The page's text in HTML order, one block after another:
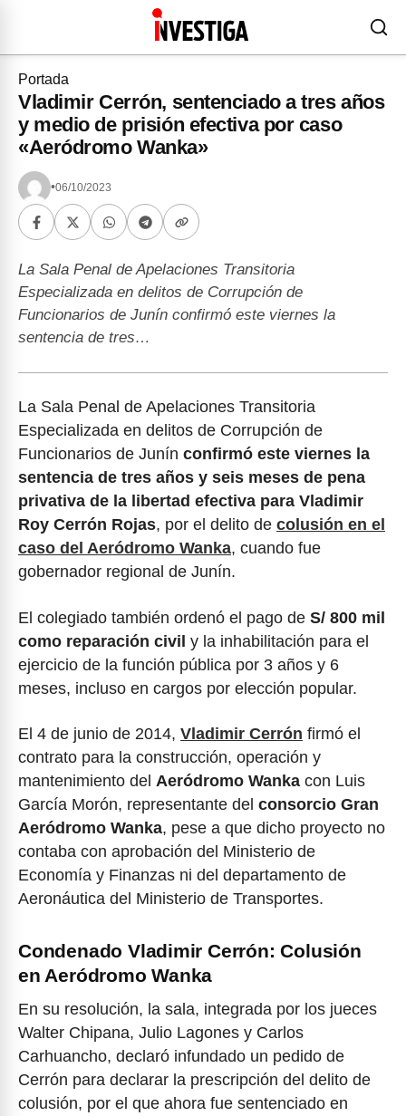
Portada
Vladimir Cerrón, sentenciado a tres años
y medio de prisión efectiva por caso
«Aeródromo Wanka»
•06/10/2023
La Sala Penal de Apelaciones Transitoria
Especializada en delitos de Corrupción de
Funcionarios de Junín confirmó este viernes la
sentencia de tres…
La Sala Penal de Apelaciones Transitoria
Especializada en delitos de Corrupción de
Funcionarios de Junín confirmó este viernes la
sentencia de tres años y seis meses de pena
privativa de la libertad efectiva para Vladimir
Roy Cerrón Rojas, por el delito de colusión en el
caso del Aeródromo Wanka, cuando fue
gobernador regional de Junín.
El colegiado también ordenó el pago de S/ 800 mil
como reparación civil y la inhabilitación para el
ejercicio de la función pública por 3 años y 6
meses, incluso en cargos por elección popular.
El 4 de junio de 2014, Vladimir Cerrón firmó el
contrato para la construcción, operación y
mantenimiento del Aeródromo Wanka con Luis
García Morón, representante del consorcio Gran
Aeródromo Wanka, pese a que dicho proyecto no
contaba con aprobación del Ministerio de
Economía y Finanzas ni del departamento de
Aeronáutica del Ministerio de Transportes.
Condenado Vladimir Cerrón: Colusión
en Aeródromo Wanka
En su resolución, la sala, integrada por los jueces
Walter Chipana, Julio Lagones y Carlos
Carhuancho, declaró infundado un pedido de
Cerrón para declarar la prescripción del delito de
colusión, por el que ahora fue sentenciado en